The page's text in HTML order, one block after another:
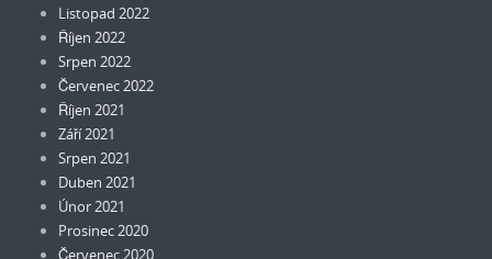
Listopad 2022
Říjen 2022
Srpen 2022
Červenec 2022
Říjen 2021
Září 2021
Srpen 2021
Duben 2021
Únor 2021
Prosinec 2020
Červenec 2020